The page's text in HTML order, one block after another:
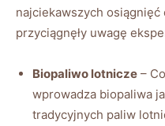
najciekawszych
przyciągnęły uwagę
Biopaliwo lotnicze –
wprowadza biopaliwa
tradycyjnych paliw